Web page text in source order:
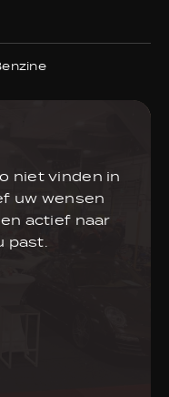
niet vinden in
uw wensen
actief naar
past.